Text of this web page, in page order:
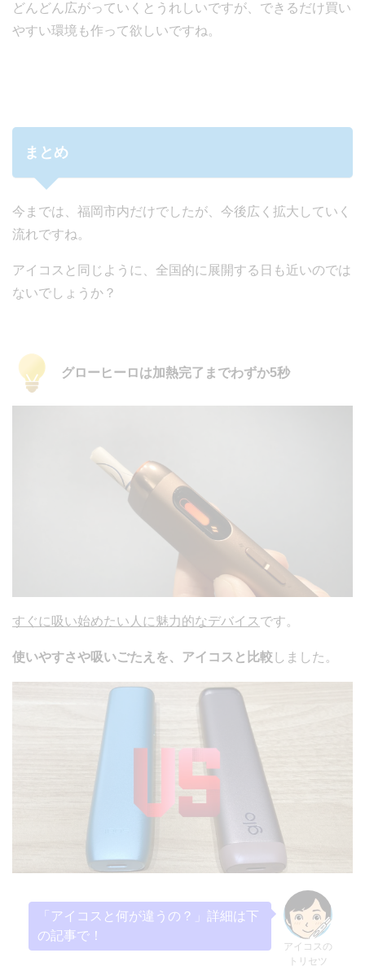
どんどん広がっていくとうれしいですが、できるだけ買い
やすい環境も作って欲しいですね。
まとめ
今までは、福岡市内だけでしたが、今後広く拡大していく
流れですね。
アイコスと同じように、全国的に展開する日も近いのでは
ないでしょうか？
グローヒーロは加熱完了までわずか5秒
すぐに吸い始めたい人に魅力的なデバイス です。
使いやすさや吸いごたえを、アイコスと比較 しました。
アイコスの
トリセツ
「アイコスと何が違うの？」詳細は下
の記事で！